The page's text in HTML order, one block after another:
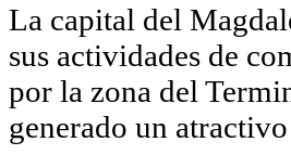
La capital del
sus actividades de
por la zona del
generado un